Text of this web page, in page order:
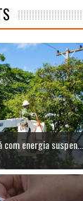
energia suspen...